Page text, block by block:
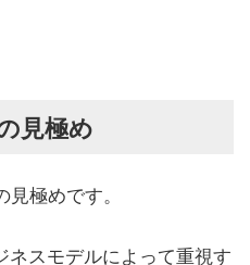
見極め
極めです。
ネスモデルによって重視す